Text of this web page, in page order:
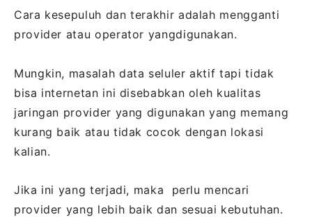
Cara kesepuluh dan terakhir adalah mengganti
provider atau operator yangdigunakan.
Mungkin, masalah data seluler aktif tapi tidak
bisa internetan ini disebabkan oleh kualitas
jaringan provider yang digunakan yang memang
kurang baik atau tidak cocok dengan lokasi
kalian.
Jika ini yang terjadi, maka perlu mencari
provider yang lebih baik dan sesuai kebutuhan.